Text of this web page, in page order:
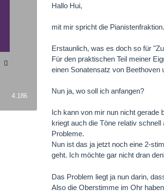
4.186
Hallo Hui,
mit mir spricht die Pianistenfraktion.
Erstaunlich, was es doch so für
Für den praktischen Teil meiner
einen Sonatensatz von Beethoven
Nun ja, wo soll ich anfangen?
Ich kann von mir nun nicht gerade
kriegt auch die Töne relativ
Probleme.
Nun ist das ja jetzt noch eine 2-
geht. Ich möchte gar nicht dran
Das Problem liegt ja nun darin,
Also die Oberstimme im Ohr